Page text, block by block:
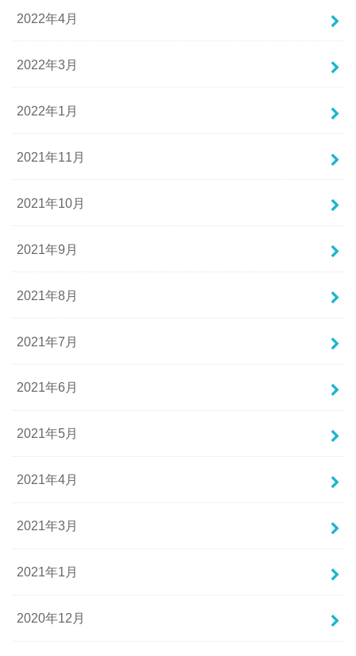
2022年4月
2022年3月
2022年1月
2021年11月
2021年10月
2021年9月
2021年8月
2021年7月
2021年6月
2021年5月
2021年4月
2021年3月
2021年1月
2020年12月